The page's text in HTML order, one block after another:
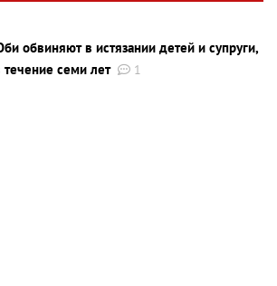
обвиняют в истязании детей и супруги,
семи лет
1